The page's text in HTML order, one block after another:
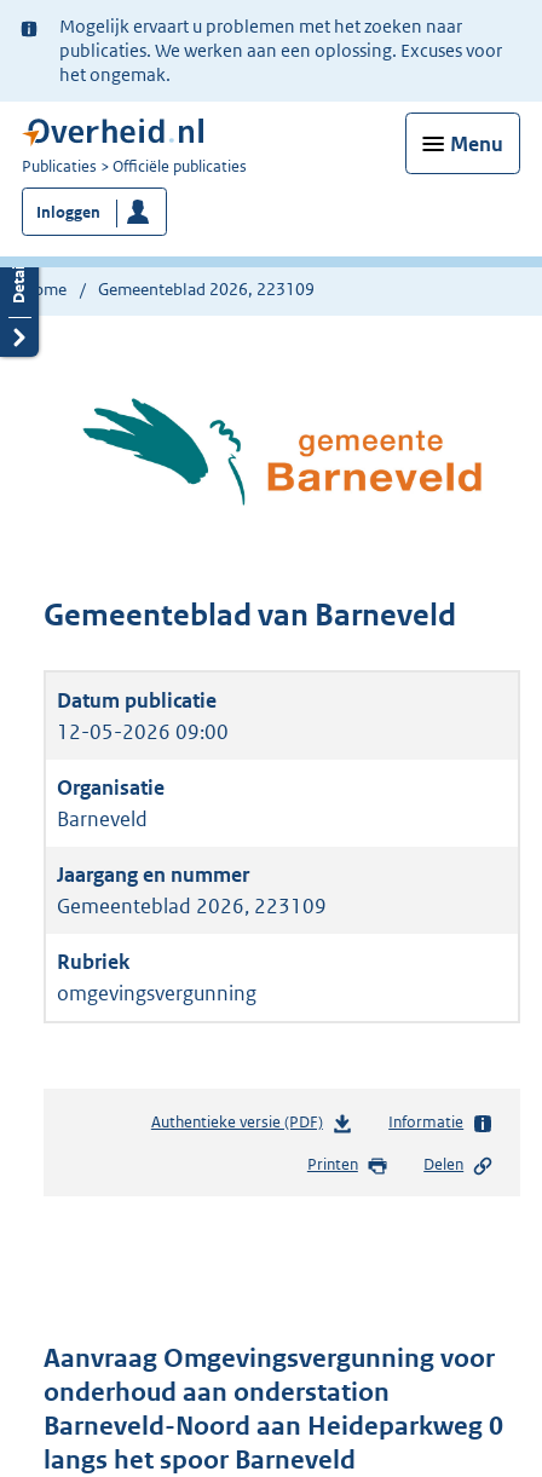
Ter
informatie:
Mogelijk ervaart u problemen met het zoeken naar
publicaties. We werken aan een oplossing. Excuses voor
het ongemak.
Menu
U
bent
nu
hier:
Publicaties Officiële publicaties
Inloggen
Home Gemeenteblad 2026, 223109
Gemeenteblad van Barneveld
12-05-2026 09:00
Barneveld
Gemeenteblad 2026, 223109
omgevingsvergunning
Authentieke versie (PDF)b
s
r
o
t
t
Informatie
Printen Delen
Aanvraag Omgevingsvergunning voor
onderhoud aan onderstation
Barneveld-Noord aan Heideparkweg 0
langs het spoor Barneveld